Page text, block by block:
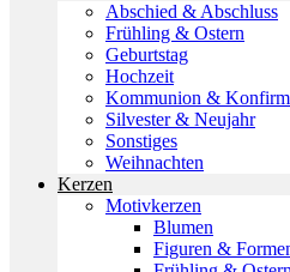
Abschied & Abschluss
Frühling & Ostern
Geburtstag
Hochzeit
Kommunion &
Silvester & Neujahr
Sonstiges
Weihnachten
Kerzen
Motivkerzen
Blumen
Figuren &